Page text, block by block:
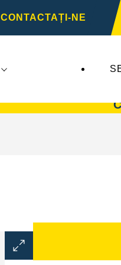
CONTACTAȚI-NE
Deschideți
dialogul